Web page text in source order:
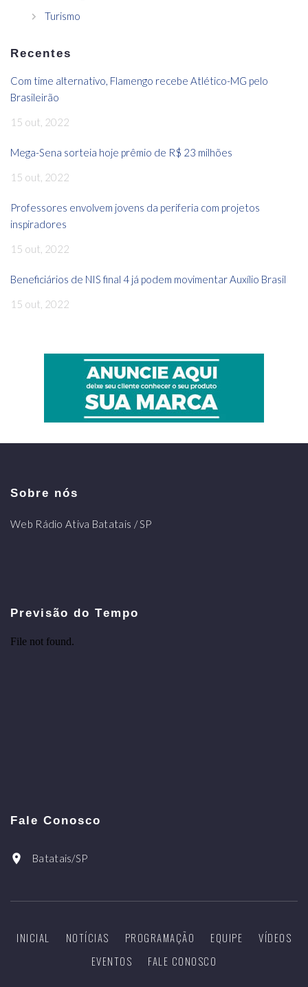
Turismo
Recentes
Com time alternativo, Flamengo recebe Atlético-MG pelo
Brasileirão
15 out, 2022
Mega-Sena sorteia hoje prêmio de R$ 23 milhões
15 out, 2022
Professores envolvem jovens da periferia com projetos
inspiradores
15 out, 2022
Beneficiários de NIS final 4 já podem movimentar Auxílio Brasil
15 out, 2022
Sobre nós
Web Rádio Ativa Batatais / SP
Previsão do Tempo
Fale Conosco
Batatais/SP
INICIAL NOTÍCIAS PROGRAMAÇÃO EQUIPE
VÍDEOS
EVENTOS
FALE CONOSCO